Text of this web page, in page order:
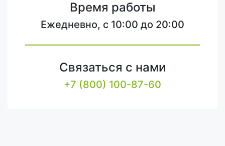
Время работы
Ежедневно, с 10:00 до 20:00
Связаться с нами
+7 (800) 100-87-60